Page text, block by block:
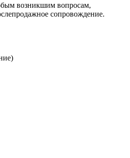
возникшим вопросам,
сопровождение.